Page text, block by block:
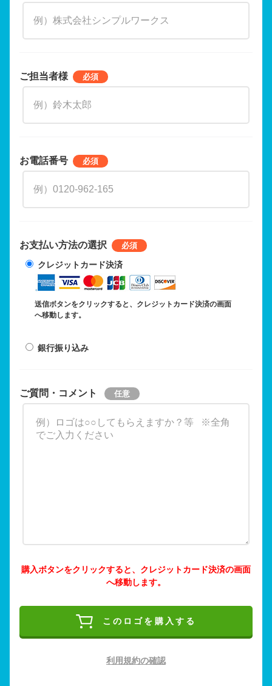
ご担当者様
お電話番号
お支払い方法の選択
クレジットカード決済
送信ボタンをクリックすると、クレジットカード決済の画面
へ移動します。
銀行振り込み
ご質問・コメント
購入ボタンをクリックすると、クレジットカード決済の画面
へ移動します。
このロゴを購入する
利用規約の確認